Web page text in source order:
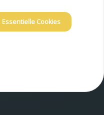
Essentielle Cookies